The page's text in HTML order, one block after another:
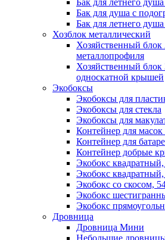
Бак для душа с
Бак для летнего
Хозблок металлический
Хозяйственный
металлопрофиля
Хозяйственный блок
односкатной крышей
Экобоксы
Экобоксы для
Экобоксы для стекла
Экобоксы для
Контейнер для масок
Контейнер для
Контейнер добрые
Экобокс
Экобокс
Экобокс со скосом,
Экобокс
Экобокс
Дровница
Дровница Мини
Небольшие